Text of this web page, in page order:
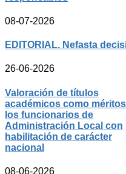
08-07-2026
EDITORIAL. Nefasta
26-06-2026
Valoración de títulos
académicos como
los funcionarios de
Administración Local con
habilitación de carácter
nacional
08-06-2026